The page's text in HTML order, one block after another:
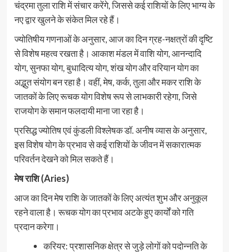
चंद्रमा तुला राशि में संचार करेंगे, जिससे कई राशियों के लिए भाग्य के
नए द्वार खुलने के संकेत मिल रहे हैं।
ज्योतिषीय गणनाओं के अनुसार, आज का दिन ग्रह-नक्षत्रों की दृष्टि
से विशेष महत्व रखता है। आकाश मंडल में वाशि योग, आनन्दादि
योग, सुनफा योग, बुधादित्य योग, शंख योग और वरियान योग का
अद्भुत संयोग बन रहा है। वहीं, मेष, कर्क, तुला और मकर राशि के
जातकों के लिए रूचक योग विशेष रूप से लाभकारी रहेगा, जिसे
राजयोग के समान फलदायी माना जा रहा है।
प्रसिद्ध ज्योतिष एवं कुंडली विश्लेषक डॉ. अनीष व्यास के अनुसार,
इस विशेष योग के प्रभाव से कई राशियों के जीवन में सकारात्मक
परिवर्तन देखने को मिल सकते हैं।
मेष राशि (Aries)
आज का दिन मेष राशि के जातकों के लिए अत्यंत शुभ और अनुकूल
रहने वाला है। रूचक योग का प्रभाव अटके हुए कार्यों को गति
प्रदान करेगा।
करियर: प्रशासनिक क्षेत्र से जुड़े लोगों को पदोन्नति के